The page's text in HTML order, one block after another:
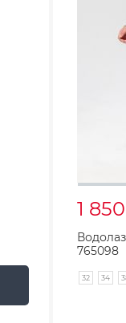
1
765098
32 34